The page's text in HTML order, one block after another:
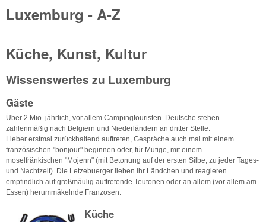
Luxemburg - A-Z
Küche, Kunst, Kultur
Wissenswertes zu Luxemburg
Gäste
Über 2 Mio. jährlich, vor allem Campingtouristen. Deutsche stehen
zahlenmäßig nach Belgiern und Niederländern an dritter Stelle.
Lieber erstmal zurückhaltend auftreten, Gespräche auch mal mit einem
französischen "bonjour" beginnen oder, für Mutige, mit einem
moselfränkischen "Mojenn" (mit Betonung auf der ersten Silbe; zu jeder Tages-
und Nachtzeit). Die Letzebuerger lieben ihr Ländchen und reagieren
empfindlich auf großmäulig auftretende Teutonen oder an allem (vor allem am
Essen) herummäkelnde Franzosen.
Küche